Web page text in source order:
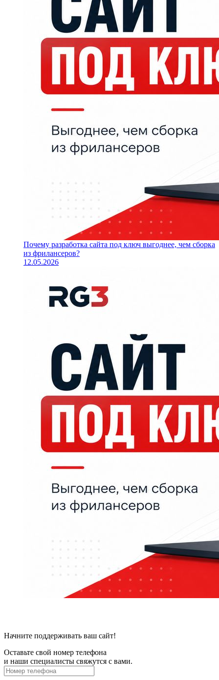
Почему разработка сайта под ключ выгоднее, чем сборка
из фрилансеров?
12.05.2026
Начните поддерживать ваш сайт!
Оставьте свой номер телефона
и наши специалисты свяжутся с вами.